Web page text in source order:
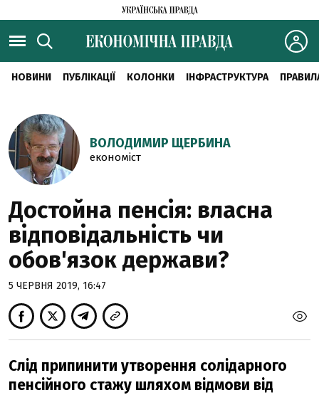
НОВИНИ ПУБЛІКАЦІЇ КОЛОНКИ ІНФРАСТРУКТУРА
ВОЛОДИМИР ЩЕРБИНА
економіст
Достойна пенсія: власна
відповідальність чи
обов'язок держави?
5 ЧЕРВНЯ 2019, 16:47
Слід припинити утворення солідарного
пенсійного стажу шляхом відмови від